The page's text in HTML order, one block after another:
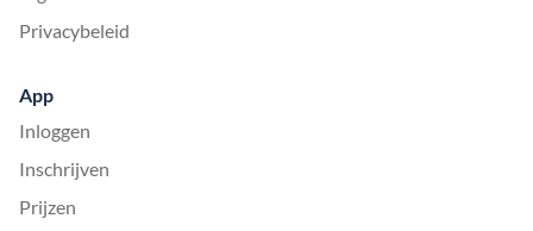
Privacybeleid
App
Inloggen
Inschrijven
Prijzen